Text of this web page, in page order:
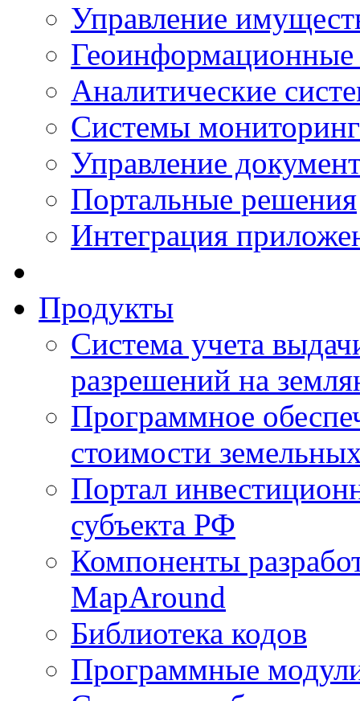
Управление
Аналитические
Системы
Управление
Портальные решения
Интеграция
Продукты
Система учета
разрешений на
Программное
стоимости
Портал
субъекта РФ
Компоненты
MapAround
Библиотека кодов
Программные